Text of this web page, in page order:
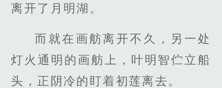
离开了月明湖。
而就在画舫离开不久，另一处
灯火通明的画舫上，叶明智伫立船
头，正阴冷的盯着初莲离去。